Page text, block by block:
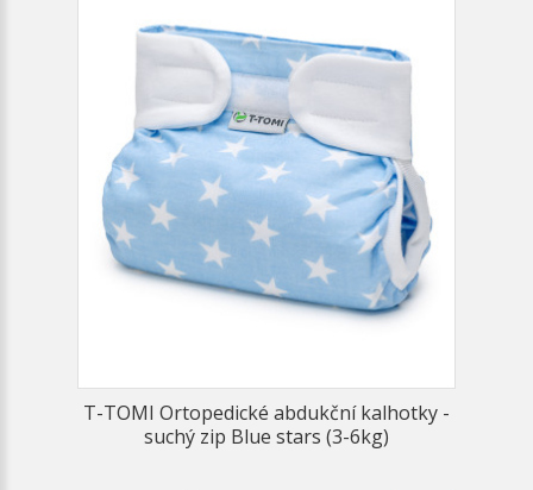
T-TOMI Ortopedické abdukční kalhotky -
suchý zip Blue stars (3-6kg)